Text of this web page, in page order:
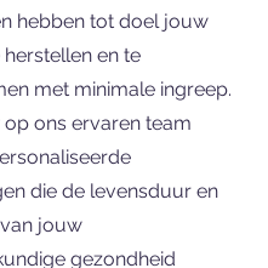
hebben tot doel jouw
en te
met minimale ingreep.
ons ervaren team
die de levensduur en
jouw
gezondheid